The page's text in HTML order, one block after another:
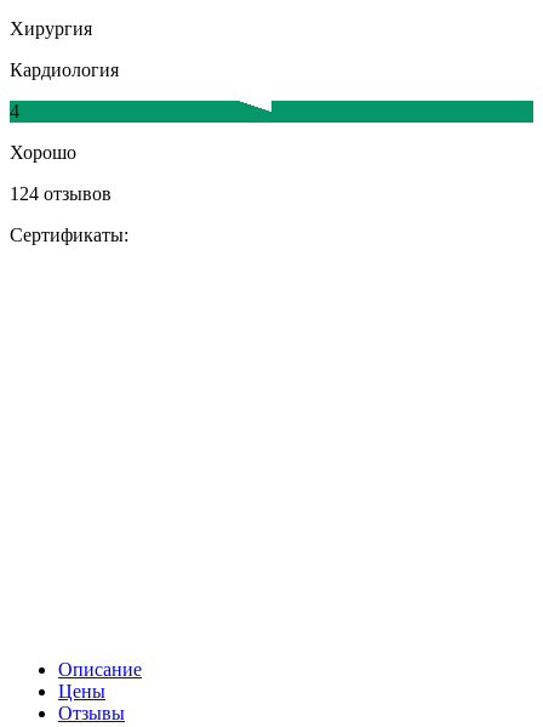
Хирургия
Кардиология
4
Хорошо
124 отзывов
Сертификаты:
Описание
Цены
Отзывы